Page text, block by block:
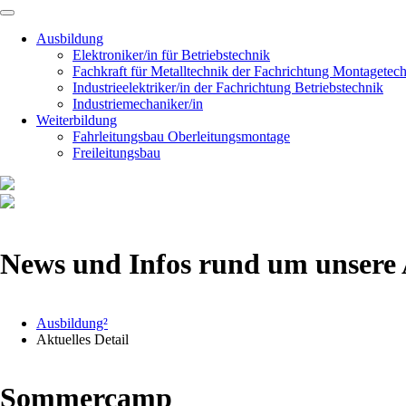
Navigation
Ausbildung
Elektroniker/in für Betriebstechnik
Fachkraft für Metalltechnik der Fachrichtung
Industrieelektriker/in der Fachrichtung Betriebstechnik
Industriemechaniker/in
Weiterbildung
Fahrleitungsbau Oberleitungsmontage
Freileitungsbau
News und Infos rund um unsere
Ausbildung²
Aktuelles Detail
Sommercamp